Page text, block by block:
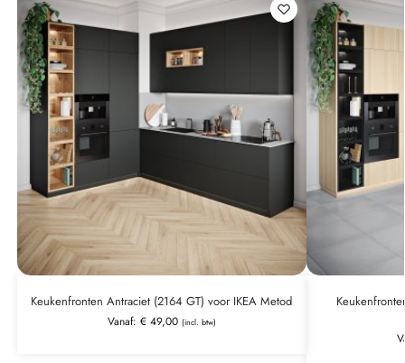
Keukenfronten Antraciet (2164 GT) voor IKEA Metod
Vanaf: €49,00 (incl. btw)